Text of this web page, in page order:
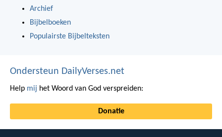
Archief
Bijbelboeken
Populairste Bijbelteksten
Ondersteun DailyVerses.net
Help mij het Woord van God verspreiden:
Donatie